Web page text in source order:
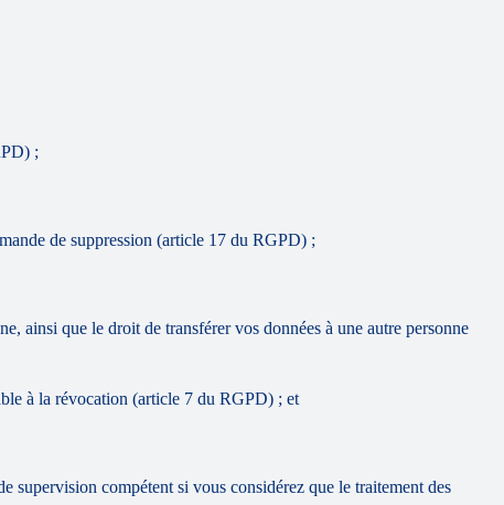
;
de suppression (article 17 du RGPD) ;
ainsi que le droit de transférer vos données à une autre personne
à la révocation (article 7 du RGPD) ; et
supervision compétent si vous considérez que le traitement des